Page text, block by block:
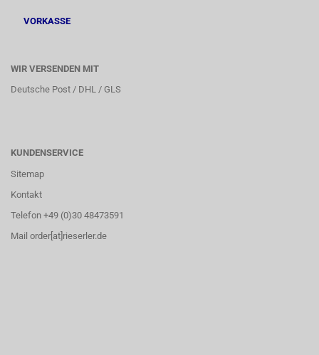
VORKASSE
WIR VERSENDEN MIT
Deutsche Post / DHL / GLS
KUNDENSERVICE
Sitemap
Kontakt
Telefon +49 (0)30 48473591
Mail order[at]rieserler.de